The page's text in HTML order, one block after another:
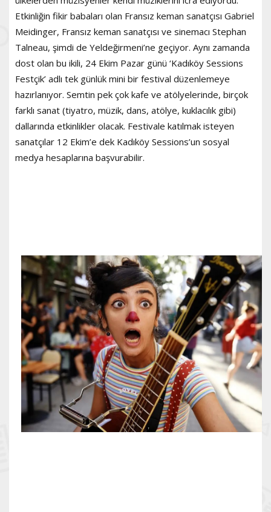
Etkinliğin fikir babaları olan Fransız keman sanatçısı Gabriel
Meidinger, Fransız keman sanatçısı ve sinemacı Stephan
Talneau, şimdi de Yeldeğirmeni’ne geçiyor. Aynı zamanda
dost olan bu ikili, 24 Ekim Pazar günü ‘Kadıköy Sessions
Festçik’ adlı tek günlük mini bir festival düzenlemeye
hazırlanıyor. Semtin pek çok kafe ve atölyelerinde, birçok
farklı sanat (tiyatro, müzik, dans, atölye, kuklacılık gibi)
dallarında etkinlikler olacak. Festivale katılmak isteyen
sanatçılar 12 Ekim’e dek Kadıköy Sessions’un sosyal
medya hesaplarına başvurabilir.